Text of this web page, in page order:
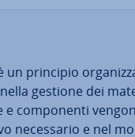
un principio
gestione dei
e com­po­nen­ti
ne­ces­sa­rio e nel